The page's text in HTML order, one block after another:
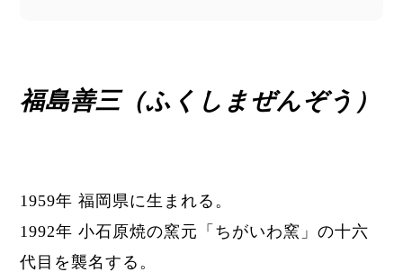
福島善三（ふくしまぜんぞう）
1959年 福岡県に生まれる。
1992年 小石原焼の窯元「ちがいわ窯」の十六
代目を襲名する。